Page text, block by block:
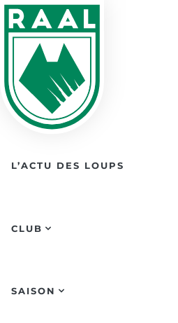
Skip to main content
L’ACTU DES LOUPS
CLUB
SAISON